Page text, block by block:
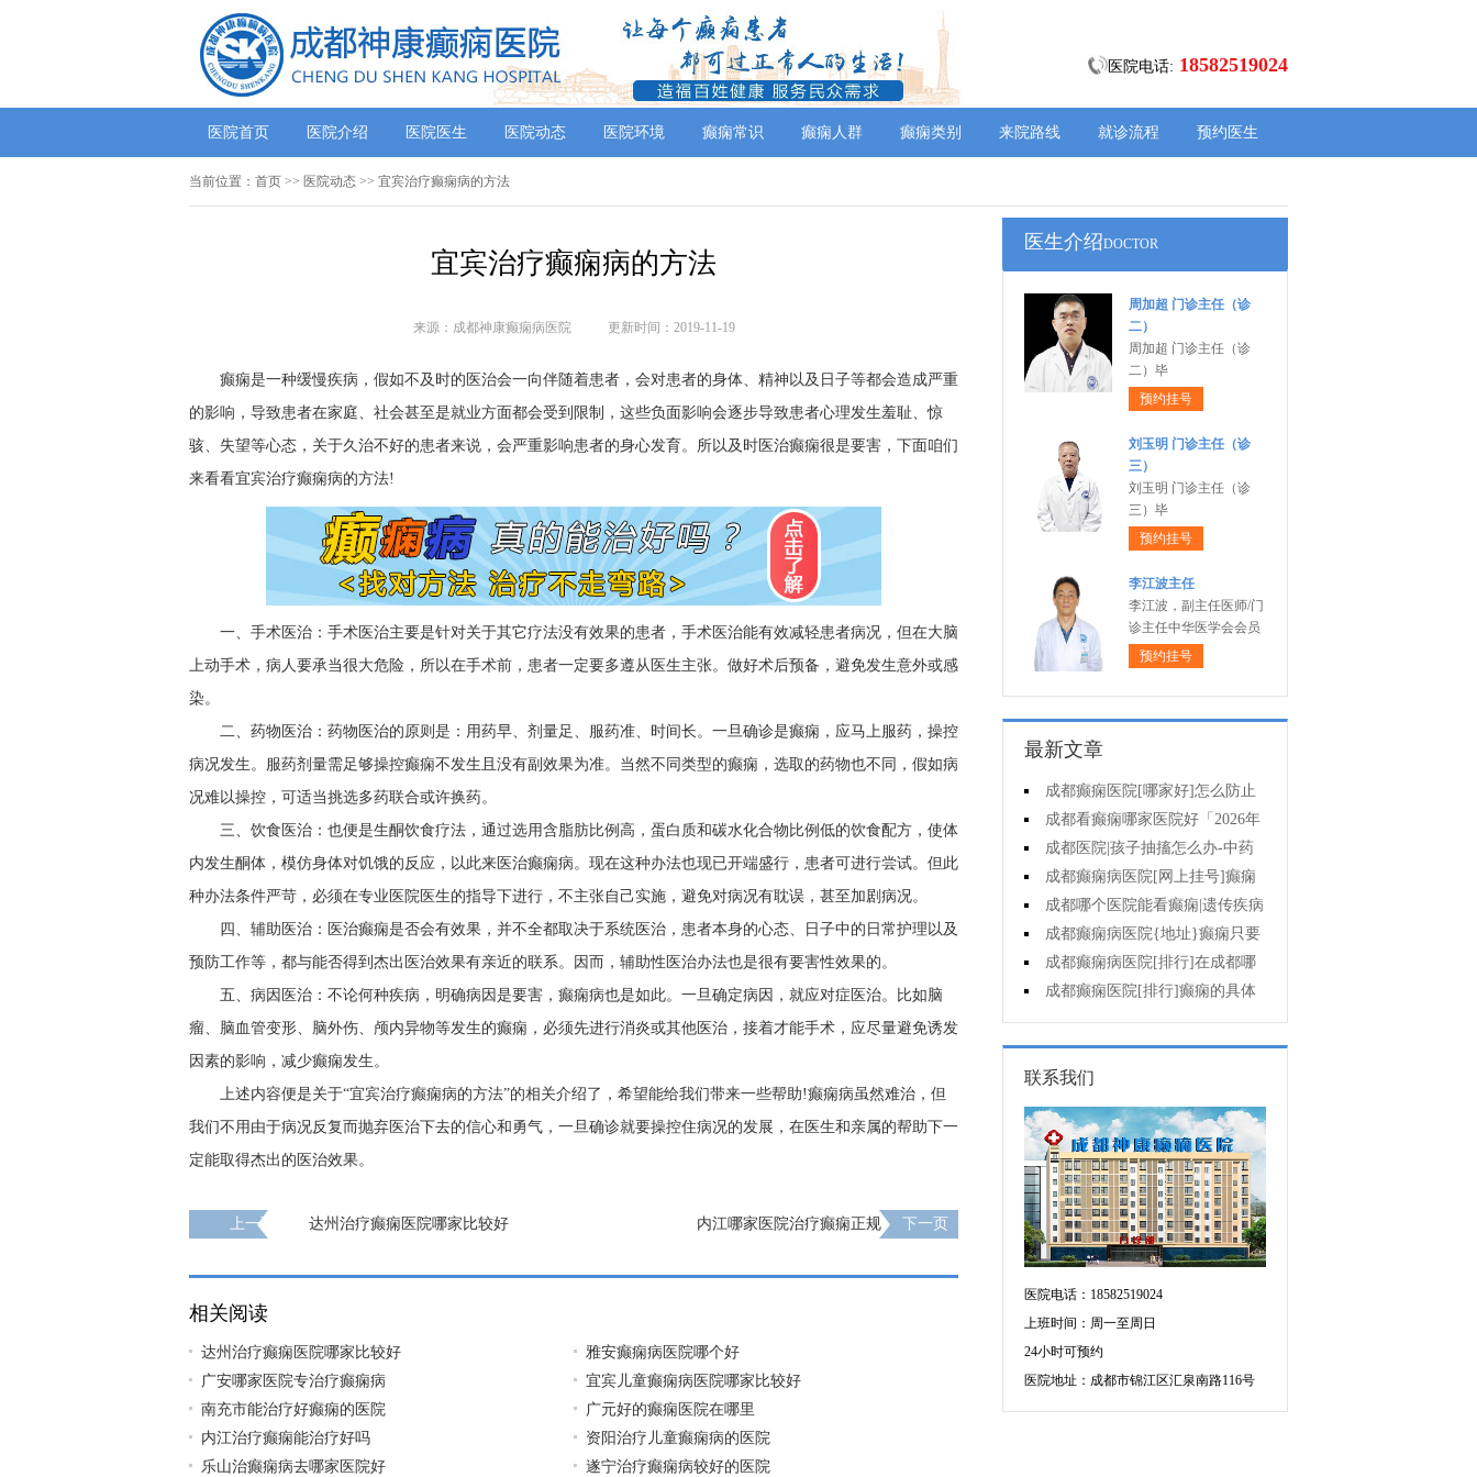
医院电话: 18582519024
医院首页 医院介绍 医院医生 医院动态 医院环境 癫痫常识 癫痫人群 癫痫类别 来院路线 就诊流程 预约医生
当前位置： 首页 >> 医院动态 >> 宜宾治疗癫痫病的方法
宜宾治疗癫痫病的方法
来源：成都神康癫痫病医院 更新时间：2019-11-19
癫痫是一种缓慢疾病，假如不及时的医治会一向伴随着患者，会对患者的身体、精神以及日子等都会造成严重
的影响，导致患者在家庭、社会甚至是就业方面都会受到限制，这些负面影响会逐步导致患者心理发生羞耻、惊
骇、失望等心态，关于久治不好的患者来说，会严重影响患者的身心发育。所以及时医治癫痫很是要害，下面咱们
来看看宜宾治疗癫痫病的方法!
一、手术医治：手术医治主要是针对关于其它疗法没有效果的患者，手术医治能有效减轻患者病况，但在大脑
上动手术，病人要承当很大危险，所以在手术前，患者一定要多遵从医生主张。做好术后预备，避免发生意外或感
染。
二、药物医治：药物医治的原则是：用药早、剂量足、服药准、时间长。一旦确诊是癫痫，应马上服药，操控
病况发生。服药剂量需足够操控癫痫不发生且没有副效果为准。当然不同类型的癫痫，选取的药物也不同，假如病
况难以操控，可适当挑选多药联合或许换药。
三、饮食医治：也便是生酮饮食疗法，通过选用含脂肪比例高，蛋白质和碳水化合物比例低的饮食配方，使体
内发生酮体，模仿身体对饥饿的反应，以此来医治癫痫病。现在这种办法也现已开端盛行，患者可进行尝试。但此
种办法条件严苛，必须在专业医院医生的指导下进行，不主张自己实施，避免对病况有耽误，甚至加剧病况。
四、辅助医治：医治癫痫是否会有效果，并不全都取决于系统医治，患者本身的心态、日子中的日常护理以及
预防工作等，都与能否得到杰出医治效果有亲近的联系。因而，辅助性医治办法也是很有要害性效果的。
五、病因医治：不论何种疾病，明确病因是要害，癫痫病也是如此。一旦确定病因，就应对症医治。比如脑
瘤、脑血管变形、脑外伤、颅内异物等发生的癫痫，必须先进行消炎或其他医治，接着才能手术，应尽量避免诱发
因素的影响，减少癫痫发生。
上述内容便是关于“宜宾治疗癫痫病的方法”的相关介绍了，希望能给我们带来一些帮助!癫痫病虽然难治，但
我们不用由于病况反复而抛弃医治下去的信心和勇气，一旦确诊就要操控住病况的发展，在医生和亲属的帮助下一
定能取得杰出的医治效果。
上一页 达州治疗癫痫医院哪家比较好 内江哪家医院治疗癫痫正规 下一页
相关阅读
达州治疗癫痫医院哪家比较好
雅安癫痫病医院哪个好
广安哪家医院专治疗癫痫病
宜宾儿童癫痫病医院哪家比较好
南充市能治疗好癫痫的医院
广元好的癫痫医院在哪里
内江治疗癫痫能治疗好吗
资阳治疗儿童癫痫病的医院
乐山治癫痫病去哪家医院好
遂宁治疗癫痫病较好的医院
医生介绍DOCTOR
周加超 门诊主任（诊
二）
周加超 门诊主任（诊
二）毕
预约挂号
刘玉明 门诊主任（诊
三）
刘玉明 门诊主任（诊
三）毕
预约挂号
李江波主任
李江波，副主任医师/门
诊主任中华医学会会员
预约挂号
最新文章
成都癫痫医院[哪家好]怎么防止
癫痫发作?
成都看癫痫哪家医院好「2026年
度公布」生活中容易被忽视的癫痫
诱因有哪些?
成都医院|孩子抽搐怎么办-中药
治疗癫痫可以治好吗?
成都癫痫病医院[网上挂号]癫痫
的日常护理要点有哪些?
成都哪个医院能看癫痫|遗传疾病
中有癫痫吗?
成都癫痫病医院{地址}癫痫只要
手术就能治好吗?
成都癫痫病医院[排行]在成都哪
个医院专治儿童癫痫好?
成都癫痫医院[排行]癫痫的具体
症状有哪些?
联系我们
医院电话：18582519024
上班时间：周一至周日
24小时可预约
医院地址：成都市锦江区汇泉南路116号